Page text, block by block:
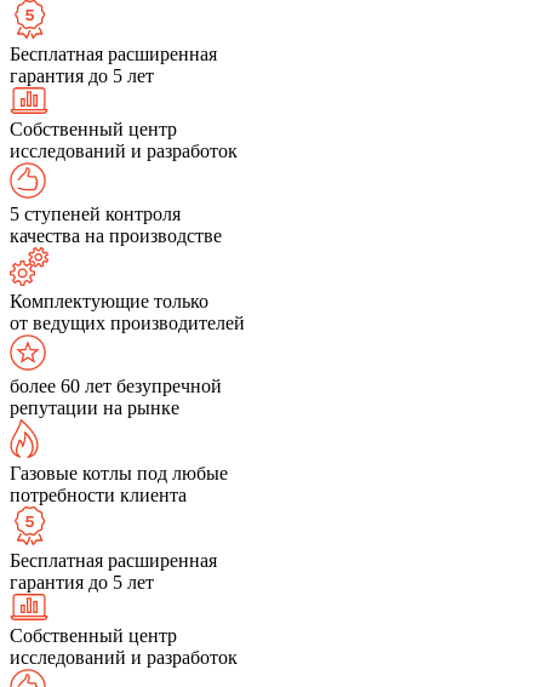
Бесплатная расширенная
гарантия до 5 лет
Собственный центр
исследований и разработок
5 ступеней контроля
качества на производстве
Комплектующие только
от ведущих производителей
более 60 лет безупречной
репутации на рынке
Газовые котлы под любые
потребности клиента
Бесплатная расширенная
гарантия до 5 лет
Собственный центр
исследований и разработок